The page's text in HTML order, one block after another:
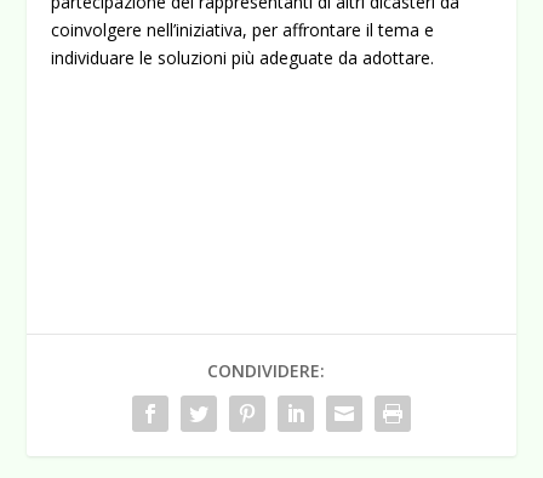
coinvolgere nell’iniziativa, per affrontare il tema e
individuare le soluzioni più adeguate da adottare.
CONDIVIDERE: